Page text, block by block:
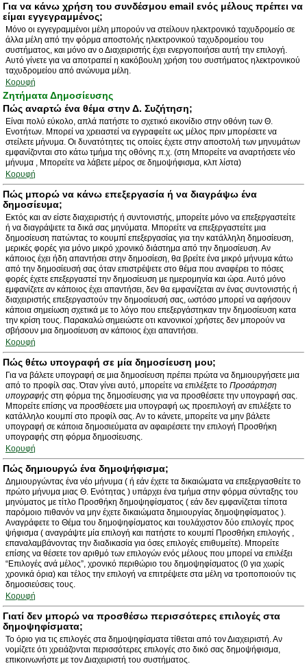
Για να κάνω χρήση του συνδέσμου email ενός μέλους πρέπει να
είμαι εγγεγραμμένος;
Μόνο οι εγγεγραμμένοι μέλη μπορούν να στείλουν ηλεκτρονικό ταχυδρομείο σε
άλλα μέλη από την φόρμα αποστολής ηλεκτρονικού ταχυδρομείου του
συστήματος, και μόνο αν ο Διαχειριστής έχει ενεργοποιήσει αυτή την επιλογή.
Αυτό γίνετε για να αποτραπεί η κακόβουλη χρήση του συστήματος ηλεκτρονικού
ταχυδρομείου από ανώνυμα μέλη.
Κορυφή
Ζητήματα Δημοσίευσης
Πώς αναρτώ ένα θέμα στην Δ. Συζήτηση;
Είναι πολύ εύκολο, απλά πατήστε το σχετικό εικονίδιο στην οθόνη των Θ.
Ενοτήτων. Μπορεί να χρειαστεί να εγγραφείτε ως μέλος πριν μπορέσετε να
στείλετε μήνυμα. Οι δυνατότητες τις οποίες έχετε στην αποστολή των μηνυμάτων
εμφανίζονται στο κάτω τμήμα της οθόνης π.χ. (στη Μπορείτε να αναρτήσετε νέο
μήνυμα , Μπορείτε να λάβετε μέρος σε δημοψήφισμα, κλπ λίστα)
Κορυφή
Πώς μπορώ να κάνω επεξεργασία ή να διαγράψω ένα
δημοσίευμα;
Εκτός και αν είστε διαχειριστής ή συντονιστής, μπορείτε μόνο να επεξεργαστείτε
ή να διαγράψετε τα δικά σας μηνύματα. Μπορείτε να επεξεργαστείτε μια
δημοσίευση πατώντας το κουμπί επεξεργασίας για την κατάλληλη δημοσίευση,
μερικές φορές για μόνο μικρό χρονικό διάστημα από την δημοσίευση. Αν
κάποιος έχει ήδη απαντήσει στην δημοσίεση, θα βρείτε ένα μικρό μήνυμα κάτω
από την δημοσίευσή σας όταν επιστρέψετε στο θέμα που αναφέρει το πόσες
φορές έχετε επεξεργαστεί την δημοσίευση με ημερομηνία και ώρα. Αυτό μόνο
εμφανίζετε αν κάποιος έχει απαντήσει, δεν θα εμφανίζεται αν ένας συντονιστής ή
διαχειριστής επεξεργαστούν την δημοσίευσή σας, ωστόσο μπορεί να αφήσουν
κάποια σημείωση σχετικά με το λόγο που επεξεργάστηκαν την δημοσίευση κατα
την κρίση τους. Παρακαλώ σημειώστε οτι κανονικοί χρήστες δεν μπορούν να
σβήσουν μια δημοσίευση αν κάποιος έχει απαντήσει.
Κορυφή
Πώς θέτω υπογραφή σε μία δημοσίευση μου;
Για να βάλετε υπογραφή σε μια δημοσίευση πρέπει πρώτα να δημιουργήσετε μια
από το προφίλ σας. Όταν γίνει αυτό, μπορείτε να επιλέξετε το Προσάρτηση
υπογραφής στη φόρμα της δημοσίευσης για να προσθέσετε την υπογραφή σας.
Μπορείτε επίσης να προσθέσετε μια υπογραφή ως προεπιλογή αν επιλέξετε το
κατάλληλο κουμπί στο προφίλ σας. Αν το κάνετε, μπορείτε να μην βάλετε
υπογραφή σε κάποια δημοσιεύματα αν αφαιρέσετε την επιλογή Προσθήκη
υπογραφής στη φόρμα δημοσίευσης.
Κορυφή
Πώς δημιουργώ ένα δημοψήφισμα;
Δημιουργώντας ένα νέο μήνυμα ( ή εάν έχετε τα δικαιώματα να επεξεργασθείτε το
πρώτο μήνυμα μιας Θ. Ενότητας ) υπάρχει ένα τμήμα στην φόρμα σύνταξης του
μηνύματος με τίτλο Προσθήκη δημοψηφίσματος ( εάν δεν εμφανίζεται τίποτα
παρόμοιο πιθανόν να μην έχετε δικαιώματα δημιουργίας δημοψηφίσματος ).
Αναγράφετε το Θέμα του δημοψηφίσματος και τουλάχιστον δύο επιλογές προς
ψήφισμα ( αναγράψτε μία επιλογή και πατήστε το κουμπί Προσθήκη επιλογής ,
επαναλαμβάνοντας την διαδικασία για όσες επιλογές επιθυμείτε). Μπορείτε
επίσης να θέσετε τον αριθμό των επιλογών ενός μέλους που μπορεί να επιλέξει
“Επιλογές ανά μέλος”, χρονικό περιθώριο του δημοψηφίσματος (0 για χωρίς
χρονικά όρια) και τέλος την επιλογή να επιτρέψετε στα μέλη να τροποποιούν τις
δημοσιεύσεις τους.
Κορυφή
Γιατί δεν μπορώ να προσθέσω περισσότερες επιλογές στα
δημοψηφίσματα;
Το όριο για τις επιλογές στα δημοψηφίσματα τίθεται από τον Διαχειριστή. Αν
νομίζετε ότι χρειάζονται περισσότερες επιλογές στο δικό σας δημοψήφισμα,
επικοινωνήστε με τον Διαχειριστή του συστήματος.